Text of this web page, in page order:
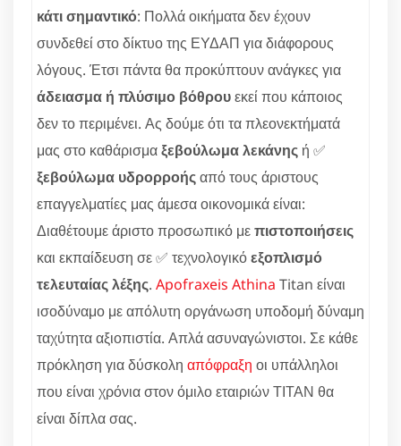
κάτι σημαντικό: Πολλά οικήματα δεν έχουν
συνδεθεί στο δίκτυο της ΕΥΔΑΠ για διάφορους
λόγους. Έτσι πάντα θα προκύπτουν ανάγκες για
άδειασμα ή πλύσιμο βόθρουεκεί που κάποιος
δεν το περιμένει. Ας δούμε ότι τα πλεονεκτήματά
μας στο καθάρισμαξεβούλωμα λεκάνης ή ✅
ξεβούλωμα υδρορροήςαπό τους άριστους
επαγγελματίες μας άμεσα οικονομικά είναι:
Διαθέτουμε άριστο προσωπικό μεπιστοποιήσεις
και εκπαίδευση σε ✅ τεχνολογικόεξοπλισμό
τελευταίας λέξης. Apofraxeis Athina Titan είναι
ισοδύναμο με απόλυτη οργάνωση υποδομή δύναμη
ταχύτητα αξιοπιστία. Απλά ασυναγώνιστοι. Σε κάθε
πρόκληση για δύσκολη απόφραξη οι υπάλληλοι
που είναι χρόνια στον όμιλο εταιριών ΤΙΤΑΝ θα
είναι δίπλα σας.